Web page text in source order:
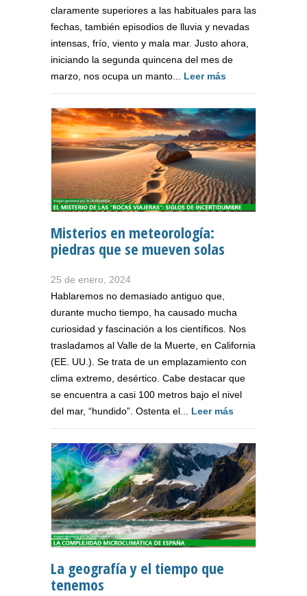
claramente superiores a las habituales para las
fechas, también episodios de lluvia y nevadas
intensas, frío, viento y mala mar. Justo ahora,
iniciando la segunda quincena del mes de
marzo, nos ocupa un manto... Leer más
Misterios en meteorología:
piedras que se mueven solas
25 de enero, 2024
Hablaremos no demasiado antiguo que,
durante mucho tiempo, ha causado mucha
curiosidad y fascinación a los científicos. Nos
trasladamos al Valle de la Muerte, en California
(EE. UU.). Se trata de un emplazamiento con
clima extremo, desértico. Cabe destacar que
se encuentra a casi 100 metros bajo el nivel
del mar, “hundido”. Ostenta el... Leer más
La geografía y el tiempo que
tenemos